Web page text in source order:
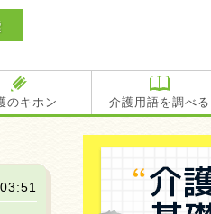
のキホン 介護用語を調べる